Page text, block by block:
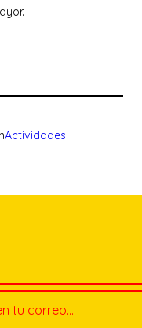
Actividades
tu correo…